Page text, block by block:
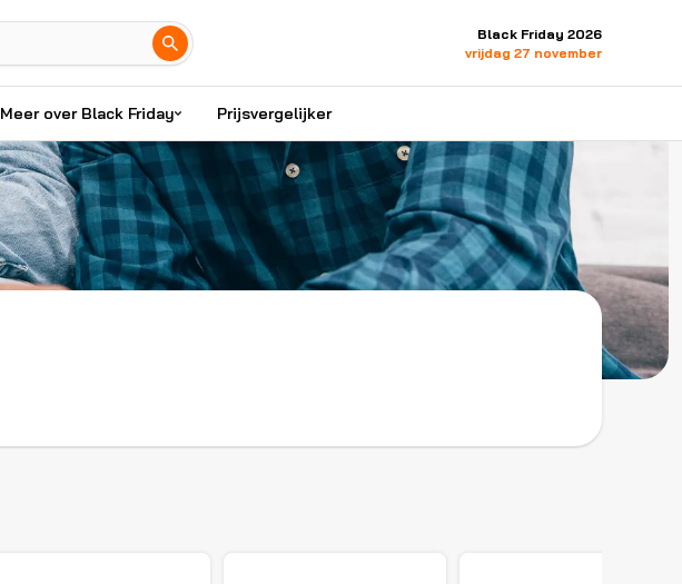
Black Friday 2026
vrijdag 27 november
Meer over Black Friday Prijsvergelijker